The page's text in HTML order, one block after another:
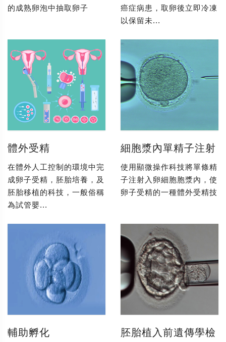
的成熟卵泡中抽取卵子
癌症病患，取卵後立即冷凍
以保留未...
體外受精
在體外人工控制的環境中完
成卵子受精，胚胎培養，及
胚胎移植的科技，一般俗稱
為試管嬰...
細胞漿內單精子注射
使用顯微操作科技將單條精
子注射入卵細胞胞漿內，使
卵子受精的一種體外受精技
輔助孵化
胚胎植入前遺傳學檢